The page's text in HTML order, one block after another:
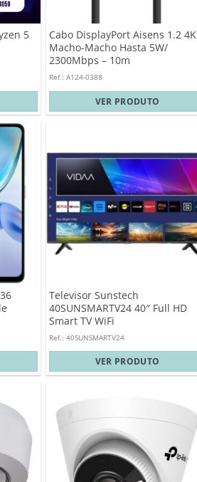
5
Cabo DisplayPort Aisens 1.2 4K
Macho-Macho Hasta 5W/
2300Mbps – 10m
Ref.: A124-0388
VER PRODUTO
Televisor Sunstech
40SUNSMARTV24 40″ Full HD
Smart TV WiFi
Ref.: 40SUNSMARTV24
VER PRODUTO